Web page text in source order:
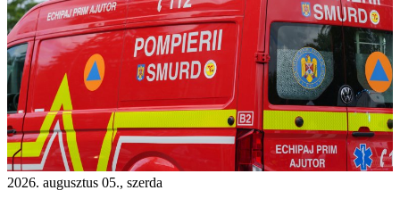
2026. augusztus 05., szerda